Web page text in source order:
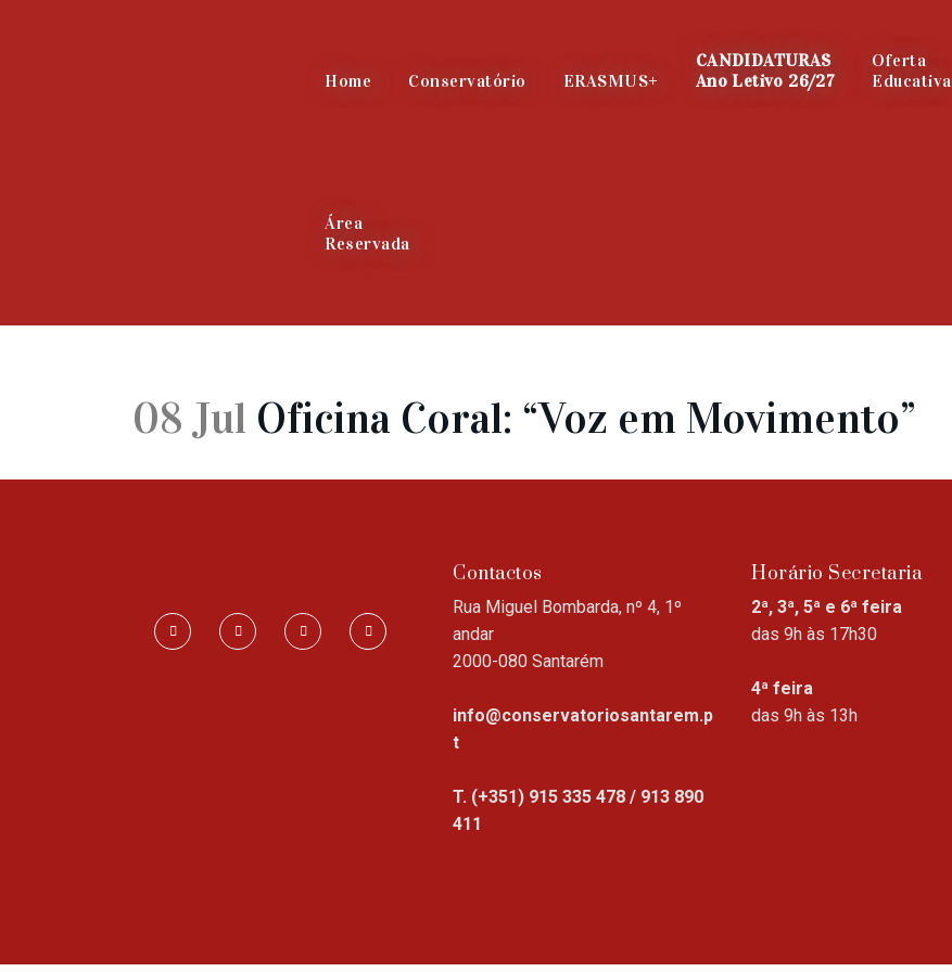
Home Conservatório ERASMUS+
CANDIDATURAS
Ano Letivo 26/27
Oferta
Educativa
Área
Reservada
08 Jul Oficina Coral: “Voz em Movimento”
Contactos
Rua Miguel Bombarda, nº 4, 1º
andar
2000-080 Santarém
info@conservatoriosantarem.p
t
T. (+351) 915 335 478 / 913 890
411
Horário Secretaria
2ª, 3ª, 5ª e 6ª feira
das 9h às 17h30
4ª feira
das 9h às 13h